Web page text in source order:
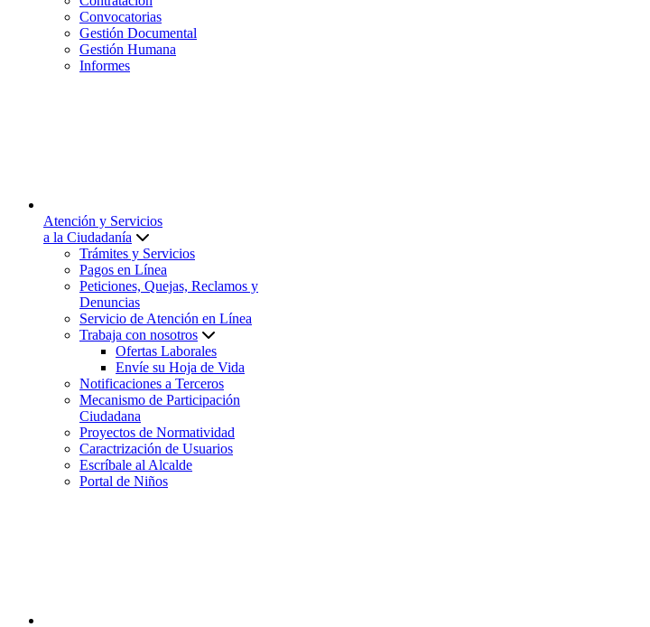
Convocatorias
Gestión Documental
Gestión Humana
Informes
Atención y Servicios
a la Ciudadanía
Trámites y Servicios
Pagos en Línea
Peticiones, Quejas, Reclamos y
Denuncias
Servicio de Atención en Línea
Trabaja con nosotros
Ofertas Laborales
Envíe su Hoja de Vida
Notificaciones a Terceros
Mecanismo de Participación
Ciudadana
Proyectos de Normatividad
Caractrización de Usuarios
Escríbale al Alcalde
Portal de Niños